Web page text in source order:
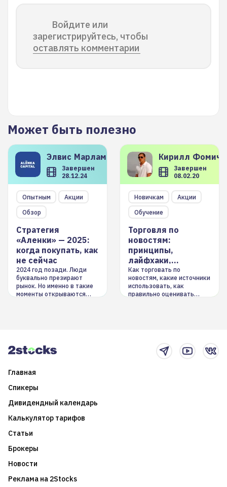
Войдите или
зарегистрируйтесь, чтобы
оставлять комментарии
Может быть полезно
Элвис Марламов
Завершен
28.12.24
Опытным
Акции
Обзор
Стратегия
«Аленки» — 2025:
когда покупать, как
не сейчас
2024 год позади. Люди
буквально презирают
рынок. Но именно в такие
моменты открываются
Кирилл
Завершен
08.02.20
Новичкам
Акции
Обучение
Торговля по
новостям:
принципы,
лайфхаки,
инструменты
Как торговать по
новостям, какие источники
использовать, как
правильно оценивать
Главная
Спикеры
Дивидендный календарь
Калькулятор тарифов
Статьи
Брокеры
Новости
Реклама на 2Stocks